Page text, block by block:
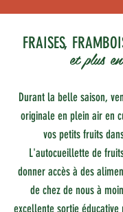
FRAISES,
et plus
Durant la belle saison,
originale en plein air en
vos petits fruits
L'autocueillette de
donner accès à des
de chez de nous à
excellente sortie